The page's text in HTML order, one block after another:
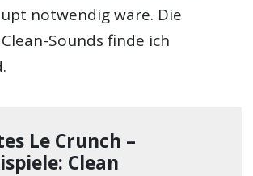
notwendig wäre. Die
Sounds finde ich
Le Crunch –
Clean